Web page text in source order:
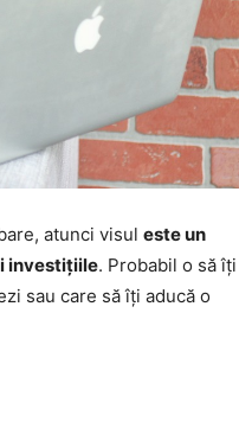
atunci visul este un
investițiile. Probabil o să îți
sau care să îți aducă o